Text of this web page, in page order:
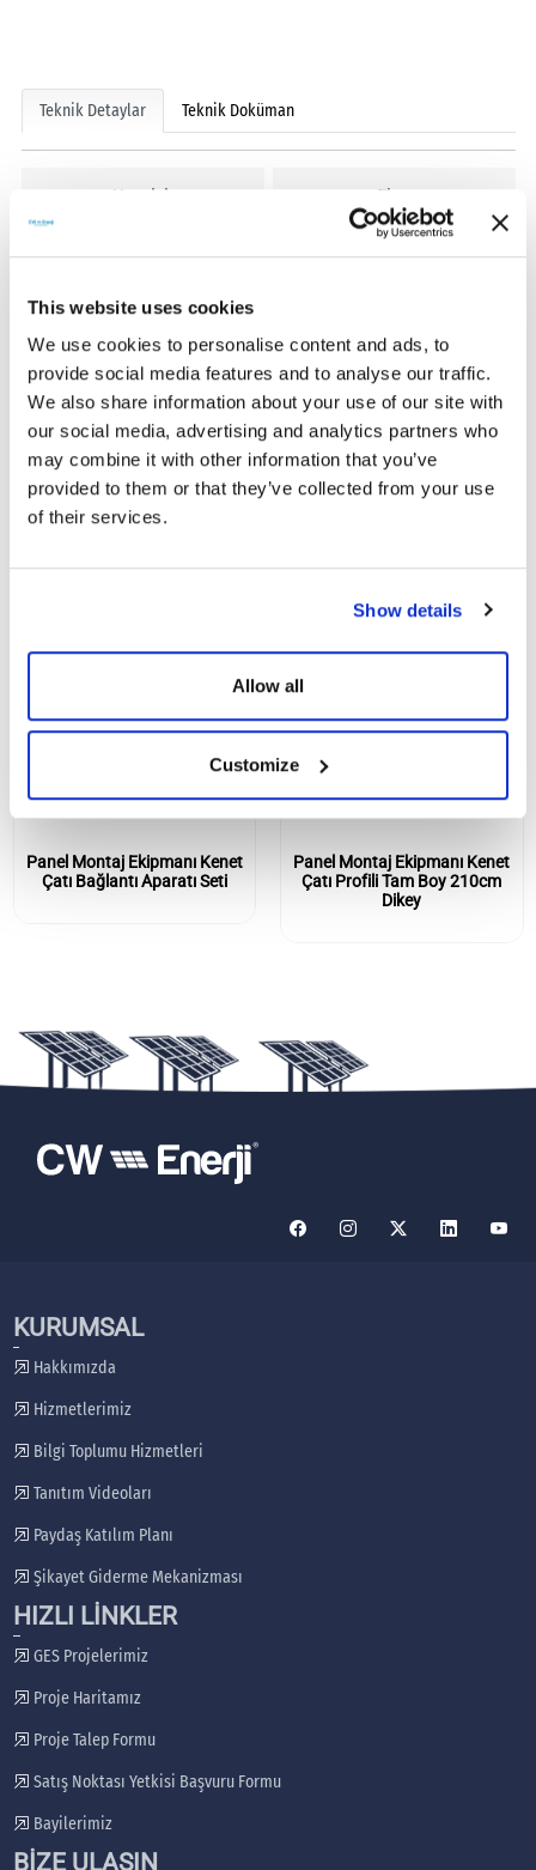
This website uses cookies
We use cookies to personalise content and ads, to
provide social media features and to analyse our traffic.
We also share information about your use of our site with
our social media, advertising and analytics partners who
may combine it with other information that you’ve
provided to them or that they’ve collected from your use
of their services.
Show details
Allow all
Customize
Teknik Detaylar Teknik Doküman
Uzunluk
Ebat
43 x 60mm
0,998kg
BENZER ÜRÜNLER
Panel Montaj Ekipmanı Kenet
Çatı Bağlantı Aparatı Seti
Panel Montaj Ekipmanı Kenet
Çatı Profili Tam Boy 210cm
Dikey
KURUMSAL
Hakkımızda
Hizmetlerimiz
Bilgi Toplumu Hizmetleri
Tanıtım Videoları
Paydaş Katılım Planı
Şikayet Giderme Mekanizması
HIZLI LİNKLER
GES Projelerimiz
Proje Haritamız
Proje Talep Formu
Satış Noktası Yetkisi Başvuru Formu
Bayilerimiz
BİZE ULAŞIN